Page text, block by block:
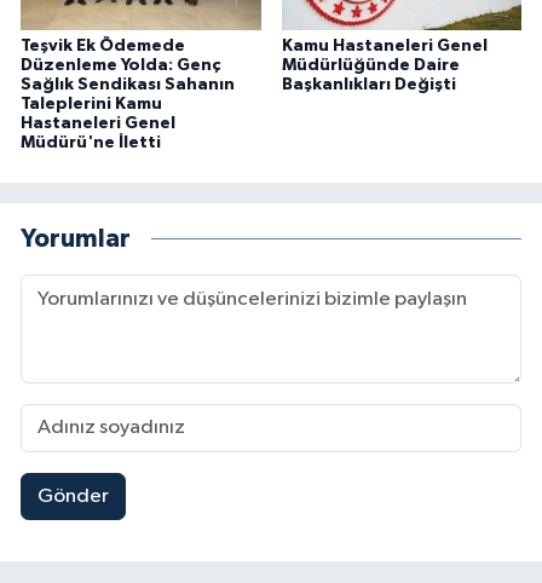
Teşvik Ek Ödemede
Düzenleme Yolda: Genç
Sağlık Sendikası Sahanın
Taleplerini Kamu
Hastaneleri Genel
Müdürü'ne İletti
Kamu Hastaneleri Genel
Müdürlüğünde Daire
Başkanlıkları Değişti
Yorumlar
Gönder